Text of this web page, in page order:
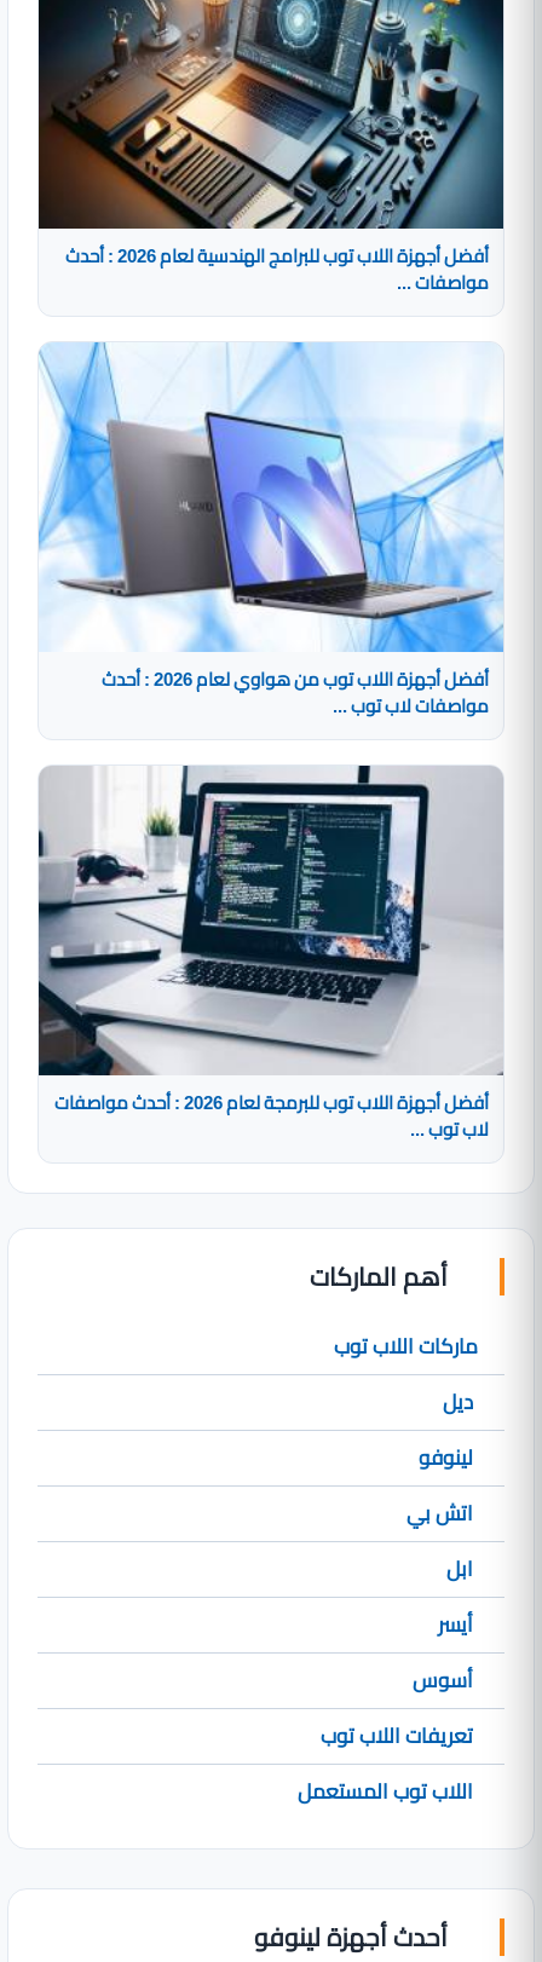
أفضل أجهزة اللاب توب للبرامج الهندسية لعام 2026 : أحدث
مواصفات ...
أفضل أجهزة اللاب توب من هواوي لعام 2026 : أحدث
مواصفات لاب توب ...
أفضل أجهزة اللاب توب للبرمجة لعام 2026 : أحدث مواصفات
لاب توب ...
أهم الماركات
ماركات اللاب توب
ديل
لينوفو
اتش بي
ابل
أيسر
أسوس
تعريفات اللاب توب
اللاب توب المستعمل
أحدث أجهزة لينوفو